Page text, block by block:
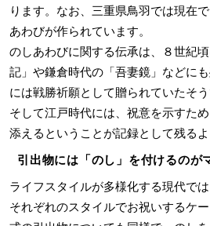
ります。なお、三重県鳥羽では現在
あわびが作られています。
のしあわびに関する伝承は、８世紀
記」や鎌倉時代の「吾妻鏡」などに
には戦勝祈願として贈られていたそう
そして江戸時代には、祝意を示すた
添えるということが記録として残るよ
引出物には「のし」を付けるのが
ライフスタイルが多様化する現代で
それぞれのスタイルでお祝いするケ